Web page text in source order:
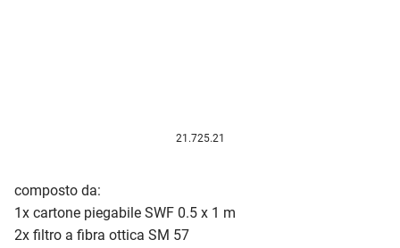
21.725.21
composto da:
1x cartone piegabile SWF 0.5 x 1 m
2x filtro a fibra ottica SM 57